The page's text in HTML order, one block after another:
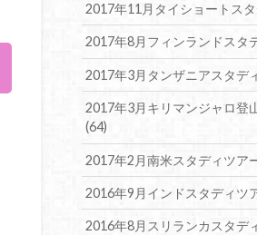
2017年11月タイショートス
2017年8月フィンランドスタ
2017年3月タンザニアスタデ
2017年3月キリマンジャロ登
(64)
2017年2月南米スタディツア
2016年9月インドスタディツ
2016年8月スリランカスタデ